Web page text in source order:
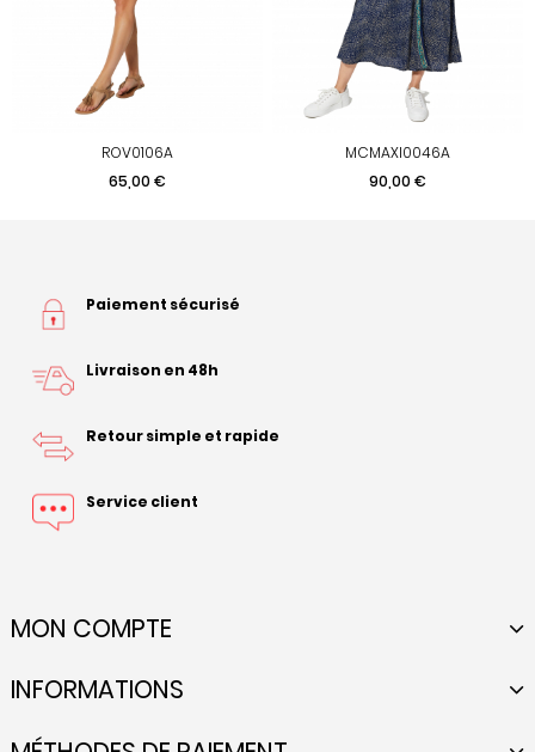
ROV0106A
Prix
65,00 €
MCMAXI0046A
Prix
90,00 €
Paiement sécurisé
Livraison en 48h
Retour simple et rapide
Service client
MON COMPTE
INFORMATIONS